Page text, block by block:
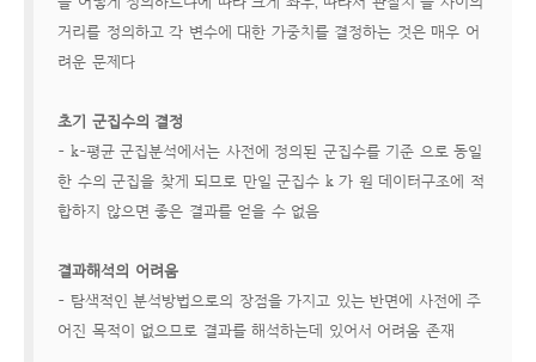
거리를 정의하고 각 변수에 대한 가중치를 결정하는 것은 매우 어
려운 문제다
초기 군집수의 결정
- k-평균 군집분석에서는 사전에 정의된 군집수를 기준 으로 동일
한 수의 군집을 찾게 되므로 만일 군집수 k 가 원 데이터구조에 적
합하지 않으면 좋은 결과를 얻을 수 없음
결과해석의 어려움
- 탐색적인 분석방법으로의 장점을 가지고 있는 반면에 사전에 주
어진 목적이 없으므로 결과를 해석하는데 있어서 어려움 존재